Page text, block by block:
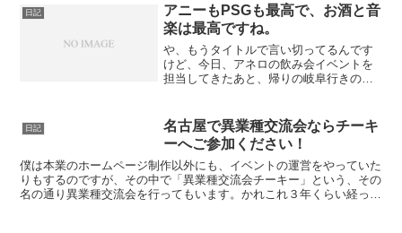
日記
アニーもPSGも最高で、お酒と音
楽は最高ですね。
や、もうタイトルで言い切ってるんです
けど、今日、アネロの飲み会イベントを
担当してきたあと、帰りの岐阜行きの電
ボニー＆クライドのような、最高。楽し
い。なんて、酔った気持ちを...
日記
名古屋で異業種交流会ならチーキ
ーへご参加ください！
僕は本業のホームページ制作以外にも、イベントの運営をやっていた
りもするのですが、その中で「異業種交流会チーキー」という、その
名の通り異業種交流会を行ってもいます。かれこれ３年くらい経った